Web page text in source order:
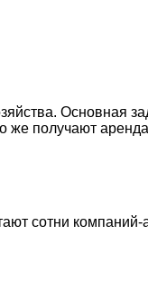
Основная
же получают
сотни